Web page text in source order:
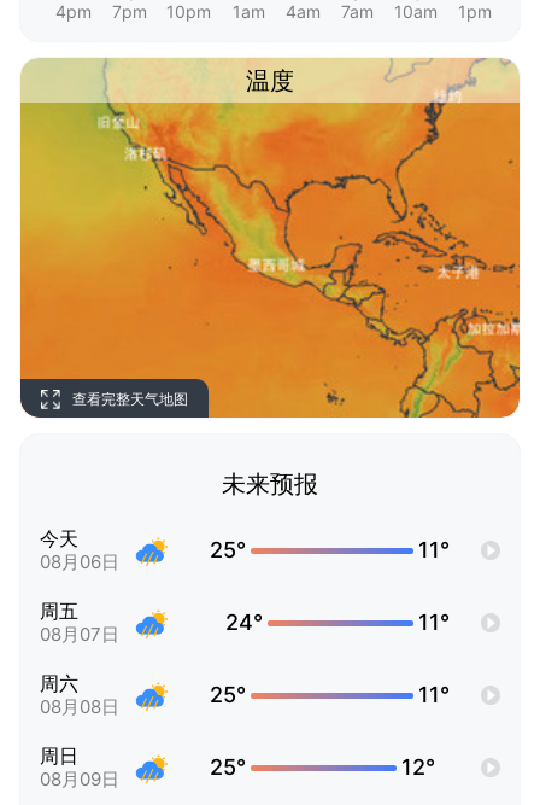
4pm 7pm 10pm 1am 4am 7am 10am 1pm
温度
查看完整天气地图
未来预报
今天
08月06日 25° 11°
周五
08月07日 24° 11°
周六
08月08日 25° 11°
周日
08月09日 25° 12°